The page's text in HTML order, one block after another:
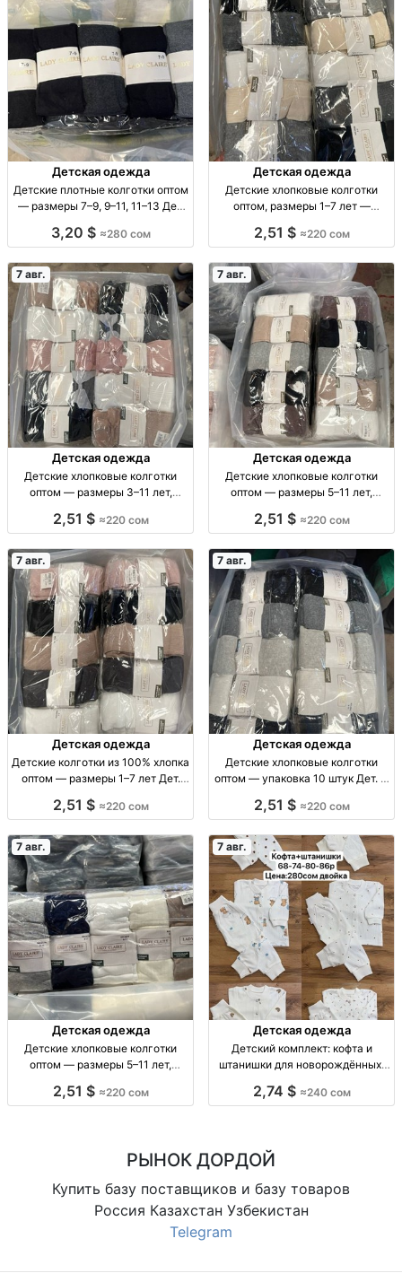
Детская одежда
Детские плотные колготки оптом
— размеры 7–9, 9–11, 11–13 Дет.
9–11, 11–13, уп. 10 шт., 280 сом.
3,20 $ ≈280 сом
Детская одежда
Детские хлопковые колготки
оптом, размеры 1–7 лет —
колготки, р-ры 1–3, 3–5, 5–7 лет,
2,51 $ ≈220 сом
7 авг.
Детская одежда
Детские хлопковые колготки
оптом — размеры 3–11 лет,
колготки оптом, р-ры 3–11 лет,
2,51 $ ≈220 сом
7 авг.
Детская одежда
Детские хлопковые колготки
оптом — размеры 5–11 лет,
колготки, р-р 5–7, 7–9, 9–11 лет,
2,51 $ ≈220 сом
7 авг.
Детская одежда
Детские колготки из 100% хлопка
оптом — размеры 1–7 лет Дет.
лет, уп. 10 шт.
2,51 $ ≈220 сом
7 авг.
Детская одежда
Детские хлопковые колготки
оптом — упаковка 10 штук Дет. х/
лет, уп. 10 шт.
2,51 $ ≈220 сом
7 авг.
Детская одежда
Детские хлопковые колготки
оптом — размеры 5–11 лет,
колготки, р-ры 5–7, 7–9, 9–11 лет,
2,51 $ ≈220 сом
7 авг.
Детская одежда
Детский комплект: кофта и
штанишки для новорождённых,
комплект 2 пр.: кофта + штаны, р-
2,74 $ ≈240 сом
РЫНОК ДОРДОЙ
Купить базу поставщиков и базу товаров
Россия Казахстан Узбекистан
Telegram